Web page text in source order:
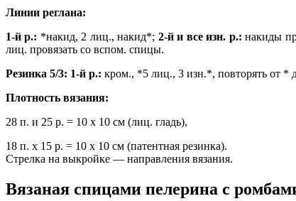
Линии реглана:
1-й р.: *накид, 2 лиц., накид*; 2-й и все изн. р.: накиды
лиц. провязать со вспом. спицы.
Резинка 5/3: 1-й р.: кром., *5 лиц., 3 изн.*, повторять от *
Плотность вязания:
28 п. и 25 р. = 10 х 10 см (лиц. гладь),
18 п. х 15 р. = 10 х 10 см (патентная резинка).
Стрелка на выкройке — направления вязания.
Вязаная спицами пелерина с